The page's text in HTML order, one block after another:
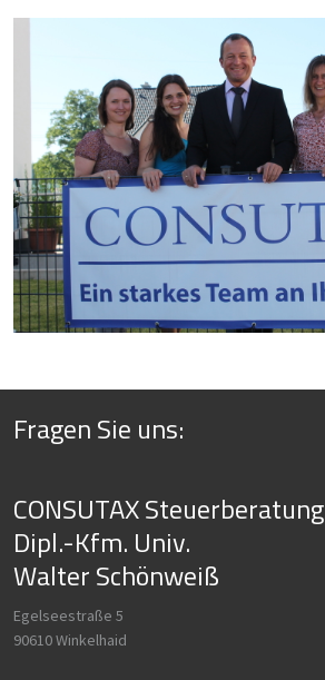
Fragen Sie uns:
CONSUTAX Steuerberatung
Dipl.-Kfm. Univ.
Walter Schönweiß
Egelseestraße 5
90610 Winkelhaid